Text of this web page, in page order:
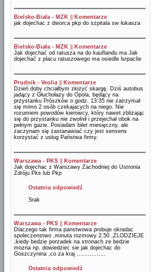
Bielsko-Biała - MZK
Komentarze
jak dojechac z dworca pkp do szpitala sw łukasza
Bielsko-Biała - MZK
Komentarze
Jak dojechać od ratusza na do kauflandu ma Jak
dojechać z placu ratuszowego ma osiedle lsrpaclie
Prudnik - Veolia
Komentarze
Dzień doby chciałbym złożyć skargę. Dziś autobus
jadący z Głuchołazy do Opola, będący na
przystanku Prószków o godz. 13:35 nie zatrzymał
się mimo 2 osób czekajacych na niego. Nie
rozumiem powodów kierowcy, który nawet zbliżając
się do przystanku nie zwolnił i przejechał obok na
pełnym gazie. Posiadam bilet miesięczny, ale
zaczynam się zastanawiać czy jest sensens
korzystać z usług Państwa firmy.
Warszawa - PKS
Komentarze
Jak dojechac z Warszawy Zachodniej do Ustronia
Zdróju Pks lub Pkp
Ostatnia odpowiedź
Srak
Warszawa - PKS
Komentarze
Dlaczego tak firma panstwowa probuje okradac
spoleczenstwo ,minuta rozmowy 2.50 ,ZLODZIEJE
,kiedy bedzie porzadek na stronach ze bedzie
mozna np. dowiedziec sie jak dojechac do
Goszczynina ,co za kraj ................
Ostatnia odpowiedź